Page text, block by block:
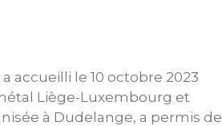
accueilli le 10 octobre 2023
Liège-Luxembourg et
à Dudelange, a permis de